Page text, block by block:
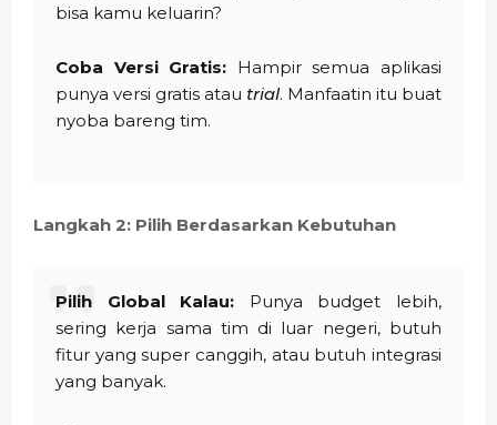
bisa kamu keluarin?
Coba Versi Gratis: Hampir semua aplikasi
punya versi gratis atau trial. Manfaatin itu buat
nyoba bareng tim.
Langkah 2: Pilih Berdasarkan Kebutuhan
Pilih Global Kalau: Punya budget lebih,
sering kerja sama tim di luar negeri, butuh
fitur yang super canggih, atau butuh integrasi
yang banyak.